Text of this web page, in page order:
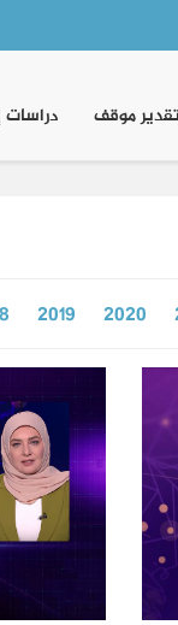
موقف دراسات
2020
2019